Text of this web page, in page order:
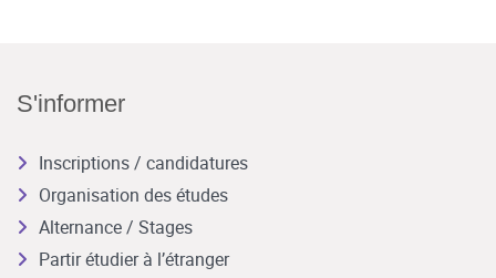
S'informer
Inscriptions / candidatures
Organisation des études
Alternance / Stages
Partir étudier à l’étranger